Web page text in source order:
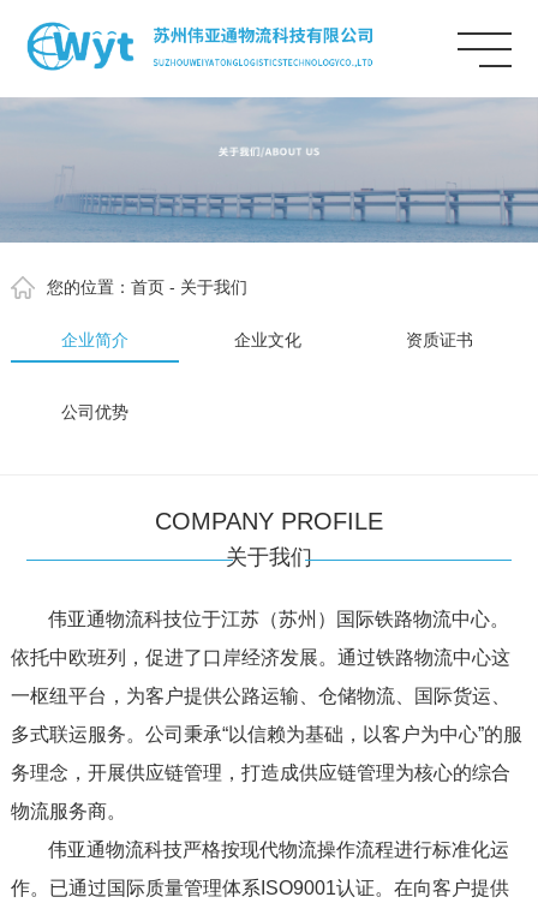
您的位置： 首页- 关于我们
企业简介 企业文化 资质证书
公司优势
COMPANY PROFILE
关于我们
伟亚通物流科技位于江苏（苏州）国际铁路物流中心。
依托中欧班列，促进了口岸经济发展。通过铁路物流中心这
一枢纽平台，为客户提供公路运输、仓储物流、国际货运、
多式联运服务。公司秉承“以信赖为基础，以客户为中心”的服
务理念，开展供应链管理，打造成供应链管理为核心的综合
物流服务商。
伟亚通物流科技严格按现代物流操作流程进行标准化运
作。已通过国际质量管理体系ISO9001认证。在向客户提供